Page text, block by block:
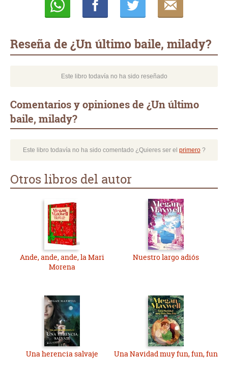
Reseña de ¿Un último baile, milady?
Este libro todavía no ha sido reseñado
Comentarios y opiniones de ¿Un último
baile, milady?
Este libro todavía no ha sido comentado ¿Quieres ser el primero?
Otros libros del autor
Ande, ande, ande, la Mari
Morena
Nuestro largo adiós
Una herencia salvaje Una Navidad muy fun, fun, fun